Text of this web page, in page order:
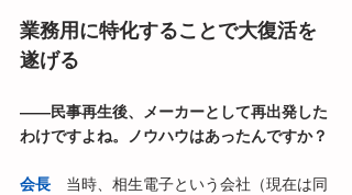
業務用に特化することで大復活を
遂げる
――民事再生後、メーカーとして再出発した
わけですよね。ノウハウはあったんですか？
会長 当時、相生電子という会社（現在は同